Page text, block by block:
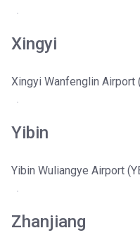
Xingyi
Xingyi Wanfenglin Airport
Yibin
Yibin Wuliangye Airport
Zhanjiang